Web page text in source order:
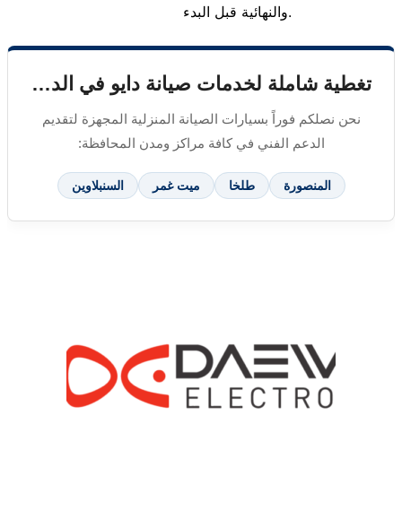
والنهائية قبل البدء.
تغطية شاملة لخدمات صيانة دايو في الدقهلية
نحن نصلكم فوراً بسيارات الصيانة المنزلية المجهزة لتقديم
الدعم الفني في كافة مراكز ومدن المحافظة:
المنصورة طلخا ميت غمر السنبلاوين